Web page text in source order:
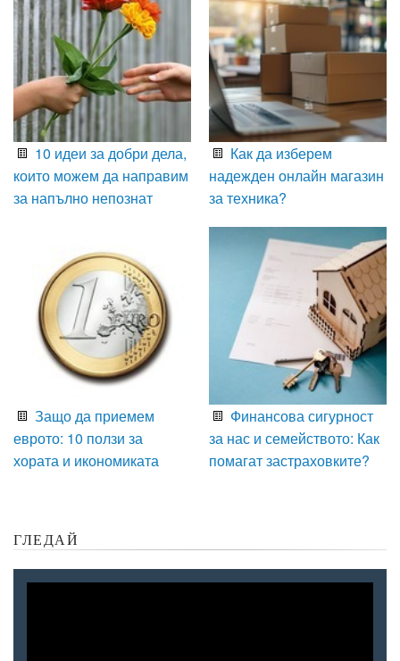
10 идеи за добри дела,
които можем да направим
за напълно непознат
Как да изберем
надежден онлайн магазин
за техника?
Защо да приемем
еврото: 10 ползи за
хората и икономиката
Финансова сигурност
за нас и семейството: Как
помагат застраховките?
ГЛЕДАЙ